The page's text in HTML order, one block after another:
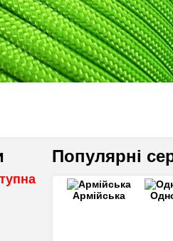
Популярні
Армійська